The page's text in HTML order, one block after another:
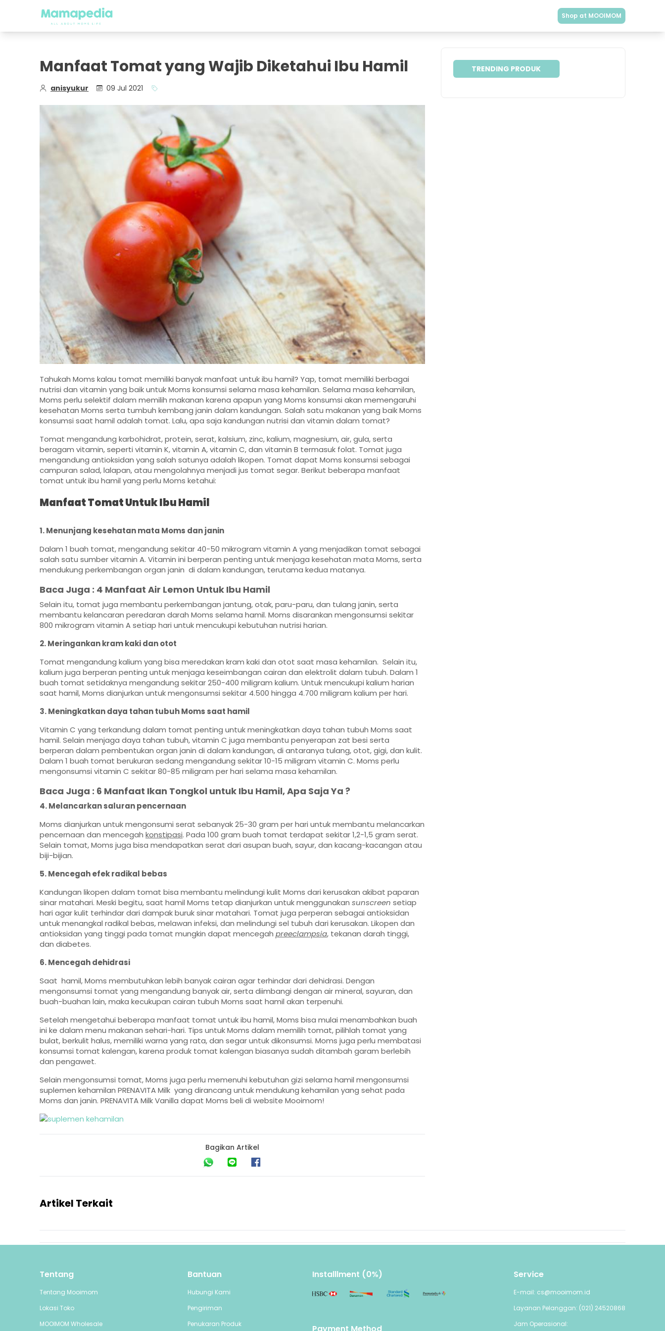
Shop at MOOIMOM
Manfaat Tomat yang Wajib Diketahui Ibu Hamil
anisyukur 09 Jul 2021
Tahukah Moms kalau tomat memiliki banyak manfaat untuk ibu hamil? Yap, tomat memiliki berbagai
nutrisi dan vitamin yang baik untuk Moms konsumsi selama masa kehamilan. Selama masa kehamilan,
Moms perlu selektif dalam memilih makanan karena apapun yang Moms konsumsi akan memengaruhi
kesehatan Moms serta tumbuh kembang janin dalam kandungan. Salah satu makanan yang baik Moms
konsumsi saat hamil adalah tomat. Lalu, apa saja kandungan nutrisi dan vitamin dalam tomat?
Tomat mengandung karbohidrat, protein, serat, kalsium, zinc, kalium, magnesium, air, gula, serta
beragam vitamin, seperti vitamin K, vitamin A, vitamin C, dan vitamin B termasuk folat. Tomat juga
mengandung antioksidan yang salah satunya adalah likopen. Tomat dapat Moms konsumsi sebagai
campuran salad, lalapan, atau mengolahnya menjadi jus tomat segar. Berikut beberapa manfaat
tomat untuk ibu hamil yang perlu Moms ketahui:
Manfaat Tomat Untuk Ibu Hamil
1. Menunjang kesehatan mata Moms dan janin
Dalam 1 buah tomat, mengandung sekitar 40-50 mikrogram vitamin A yang menjadikan tomat sebagai
salah satu sumber vitamin A. Vitamin ini berperan penting untuk menjaga kesehatan mata Moms, serta
mendukung perkembangan organ janin di dalam kandungan, terutama kedua matanya.
Baca Juga : 4 Manfaat Air Lemon Untuk Ibu Hamil
Selain itu, tomat juga membantu perkembangan jantung, otak, paru-paru, dan tulang janin, serta
membantu kelancaran peredaran darah Moms selama hamil. Moms disarankan mengonsumsi sekitar
800 mikrogram vitamin A setiap hari untuk mencukupi kebutuhan nutrisi harian.
2. Meringankan kram kaki dan otot
Tomat mengandung kalium yang bisa meredakan kram kaki dan otot saat masa kehamilan. Selain itu,
kalium juga berperan penting untuk menjaga keseimbangan cairan dan elektrolit dalam tubuh. Dalam 1
buah tomat setidaknya mengandung sekitar 250-400 miligram kalium. Untuk mencukupi kalium harian
saat hamil, Moms dianjurkan untuk mengonsumsi sekitar 4.500 hingga 4.700 miligram kalium per hari.
3. Meningkatkan daya tahan tubuh Moms saat hamil
Vitamin C yang terkandung dalam tomat penting untuk meningkatkan daya tahan tubuh Moms saat
hamil. Selain menjaga daya tahan tubuh, vitamin C juga membantu penyerapan zat besi serta
berperan dalam pembentukan organ janin di dalam kandungan, di antaranya tulang, otot, gigi, dan kulit.
Dalam 1 buah tomat berukuran sedang mengandung sekitar 10-15 miligram vitamin C. Moms perlu
mengonsumsi vitamin C sekitar 80-85 miligram per hari selama masa kehamilan.
Baca Juga : 6 Manfaat Ikan Tongkol untuk Ibu Hamil, Apa Saja Ya ?
4. Melancarkan saluran pencernaan
Moms dianjurkan untuk mengonsumi serat sebanyak 25-30 gram per hari untuk membantu melancarkan
pencernaan dan mencegah konstipasi. Pada 100 gram buah tomat terdapat sekitar 1,2-1,5 gram serat.
Selain tomat, Moms juga bisa mendapatkan serat dari asupan buah, sayur, dan kacang-kacangan atau
biji-bijian.
5. Mencegah efek radikal bebas
Kandungan likopen dalam tomat bisa membantu melindungi kulit Moms dari kerusakan akibat paparan
sinar matahari. Meski begitu, saat hamil Moms tetap dianjurkan untuk menggunakan sunscreen setiap
hari agar kulit terhindar dari dampak buruk sinar matahari. Tomat juga perperan sebagai antioksidan
untuk menangkal radikal bebas, melawan infeksi, dan melindungi sel tubuh dari kerusakan. Likopen dan
antioksidan yang tinggi pada tomat mungkin dapat mencegah preeclampsia, tekanan darah tinggi,
dan diabetes.
6. Mencegah dehidrasi
Saat hamil, Moms membutuhkan lebih banyak cairan agar terhindar dari dehidrasi. Dengan
mengonsumsi tomat yang mengandung banyak air, serta diimbangi dengan air mineral, sayuran, dan
buah-buahan lain, maka kecukupan cairan tubuh Moms saat hamil akan terpenuhi.
Setelah mengetahui beberapa manfaat tomat untuk ibu hamil, Moms bisa mulai menambahkan buah
ini ke dalam menu makanan sehari-hari. Tips untuk Moms dalam memilih tomat, pilihlah tomat yang
bulat, berkulit halus, memiliki warna yang rata, dan segar untuk dikonsumsi. Moms juga perlu membatasi
konsumsi tomat kalengan, karena produk tomat kalengan biasanya sudah ditambah garam berlebih
dan pengawet.
Selain mengonsumsi tomat, Moms juga perlu memenuhi kebutuhan gizi selama hamil mengonsumsi
suplemen kehamilan PRENAVITAMilk yang dirancang untuk mendukung kehamilan yang sehat pada
Moms dan janin. PRENAVITAMilkVanilla dapat Moms beli di website Mooimom!
Bagikan Artikel
TRENDING PRODUK
Artikel Terkait
Tentang
Tentang Mooimom
Lokasi Toko
MOOIMOM Wholesale
Bantuan
Hubungi Kami
Pengiriman
Penukaran Produk
Installlment (0%)
Payment Method
Service
E-mail: cs@mooimom.id
Layanan Pelanggan: (021) 24520868
Jam Operasional: